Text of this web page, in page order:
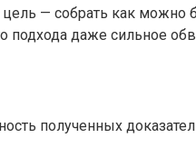
— собрать как
подхода даже сильное
полученных